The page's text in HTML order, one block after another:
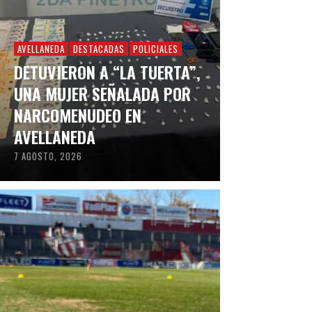
AVELLANEDA DESTACADAS POLICIALES
DETUVIERON A “LA TUERTA”,
UNA MUJER SEÑALADA POR
NARCOMENUDEO EN
AVELLANEDA
7 AGOSTO, 2026